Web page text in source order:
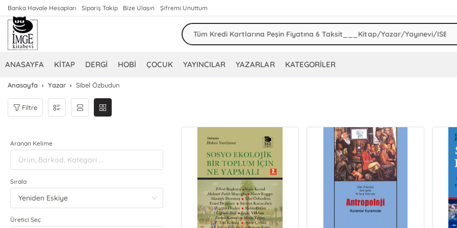
Banka Havale Hesapları Sipariş Takip Bize Ulaşın Şifremi Unuttum
ANASAYFA KİTAP DERGİ HOBİ ÇOCUK YAYINCILAR YAZARLAR KATEGORİLER
Anasayfa Yazar Sibel Özbudun
Filtre
Aranan Kelime
Sırala
Üretici Seç